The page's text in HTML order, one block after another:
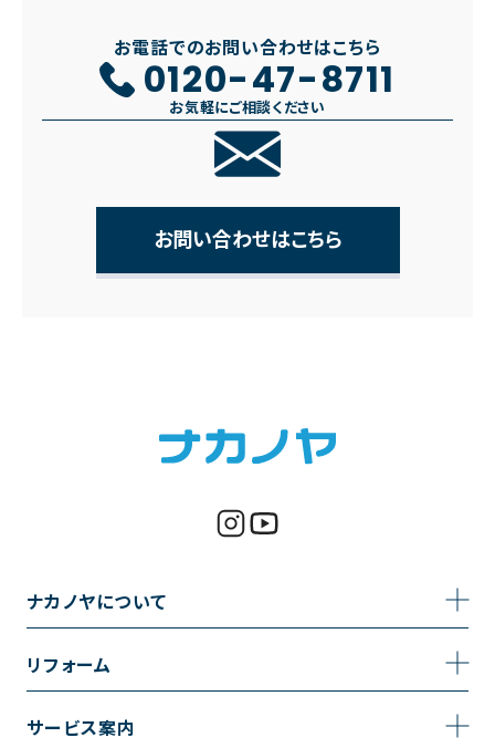
お電話でのお問い合わせはこちら
0120-47-8711
お気軽にご相談ください
お問い合わせはこちら
ナカノヤについて
事業内容
リフォーム
トイレのリフォーム
サービス案内